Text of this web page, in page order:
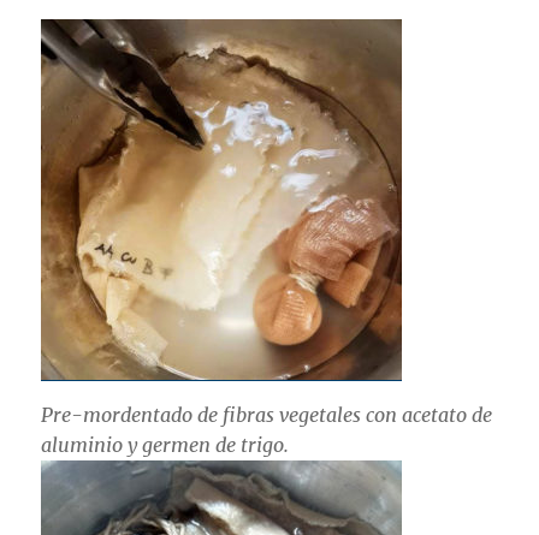
Pre-mordentado de fibras vegetales con acetato de
aluminio y germen de trigo.